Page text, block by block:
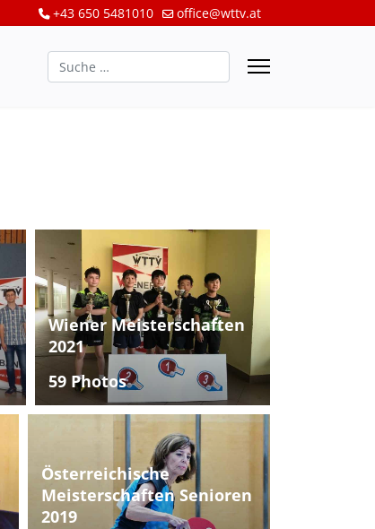
+43 650 5481010 office@wttv.at
Suchen
Wiener Meisterschaften
2021
59 Photos
Österreichische
Meisterschaften Senioren
2019